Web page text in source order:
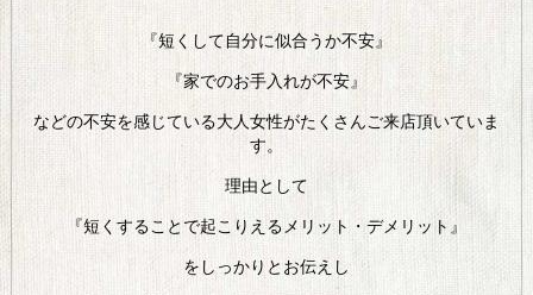
『短くして自分に似合うか不安』
『家でのお手入れが不安』
などの不安を感じている大人女性がたくさんご来店頂いていま
す。
理由として
『短くすることで起こりえるメリット・デメリット』
をしっかりとお伝えし